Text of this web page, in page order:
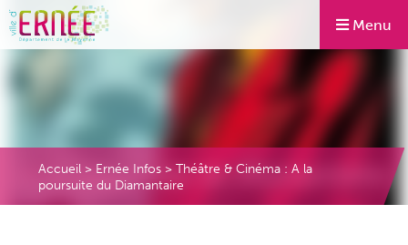
Menu
Accueil > Ernée Infos > Théâtre & Cinéma : A la
poursuite du Diamantaire